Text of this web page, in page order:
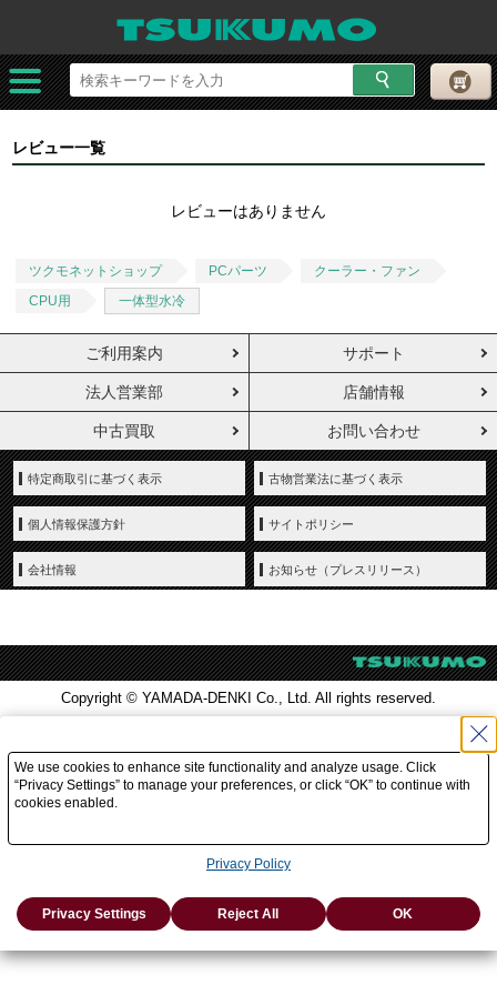
レビュー一覧
レビューはありません
ツクモネットショップ PCパーツ
クーラー・ファン
CPU用
一体型水冷
ご利用案内 サポート
法人営業部 店舗情報
中古買取 お問い合わせ
特定商取引に基づく表示 古物営業法に基づく表示
個人情報保護方針 サイトポリシー
会社情報 お知らせ（プレスリリース）
Copyright © YAMADA-DENKI Co., Ltd. All rights reserved.
We use cookies to enhance site functionality and analyze usage. Click
“Privacy Settings” to manage your preferences, or click “OK” to continue with
cookies enabled.
Privacy Policy
Privacy Settings Reject All OK